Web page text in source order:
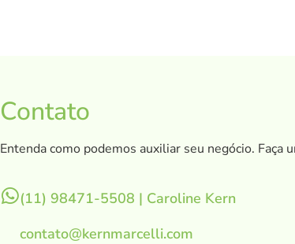
Contato
Entenda como podemos auxiliar seu negócio. Faça
(11) 98471-5508 | Caroline Kern
contato@kernmarcelli.com